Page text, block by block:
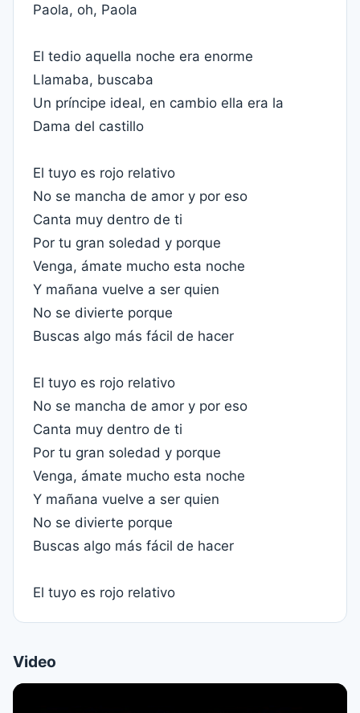
Paola, oh, Paola
El tedio aquella noche era enorme
Llamaba, buscaba
Un príncipe ideal, en cambio ella era la
Dama del castillo
El tuyo es rojo relativo
No se mancha de amor y por eso
Canta muy dentro de ti
Por tu gran soledad y porque
Venga, ámate mucho esta noche
Y mañana vuelve a ser quien
No se divierte porque
Buscas algo más fácil de hacer
El tuyo es rojo relativo
No se mancha de amor y por eso
Canta muy dentro de ti
Por tu gran soledad y porque
Venga, ámate mucho esta noche
Y mañana vuelve a ser quien
No se divierte porque
Buscas algo más fácil de hacer
El tuyo es rojo relativo
Video